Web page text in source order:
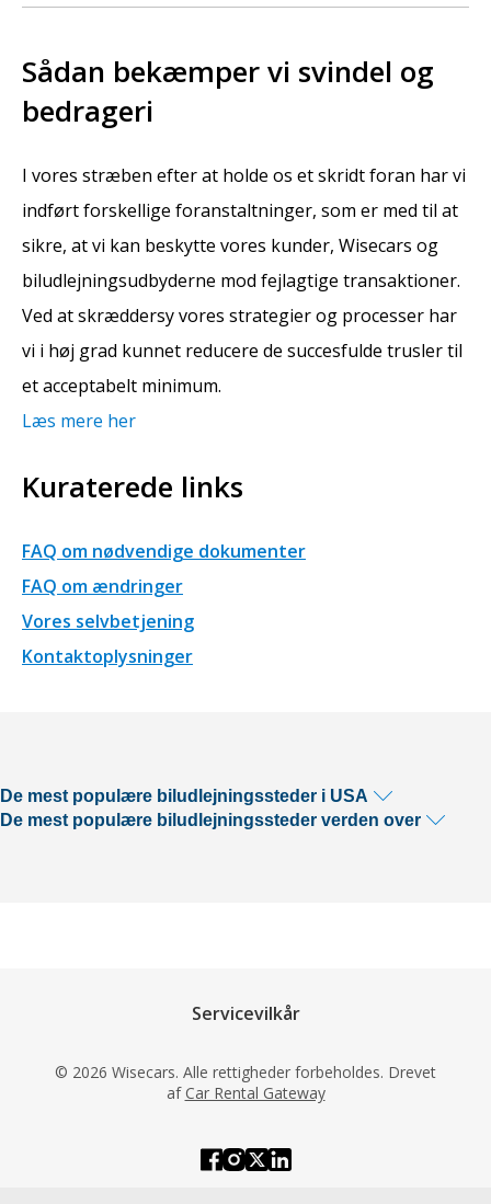
Sådan bekæmper vi svindel og
bedrageri
I vores stræben efter at holde os et skridt foran har vi
indført forskellige foranstaltninger, som er med til at
sikre, at vi kan beskytte vores kunder, Wisecars og
biludlejningsudbyderne mod fejlagtige transaktioner.
Ved at skræddersy vores strategier og processer har
vi i høj grad kunnet reducere de succesfulde trusler til
et acceptabelt minimum.
Læs mere her
Kuraterede links
FAQ om nødvendige dokumenter
FAQ om ændringer
Vores selvbetjening
Kontaktoplysninger
De mest populære biludlejningssteder i USA
De mest populære biludlejningssteder verden over
Servicevilkår
© 2026 Wisecars. Alle rettigheder forbeholdes. Drevet
af Car Rental Gateway